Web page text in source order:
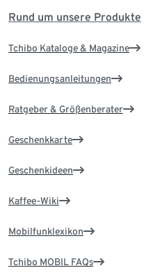
Rund um unsere Produkte
Tchibo Kataloge & Magazine
Bedienungsanleitungen
Ratgeber & Größenberater
Geschenkkarte
Geschenkideen
Kaffee-Wiki
Mobilfunklexikon
Tchibo MOBIL FAQs